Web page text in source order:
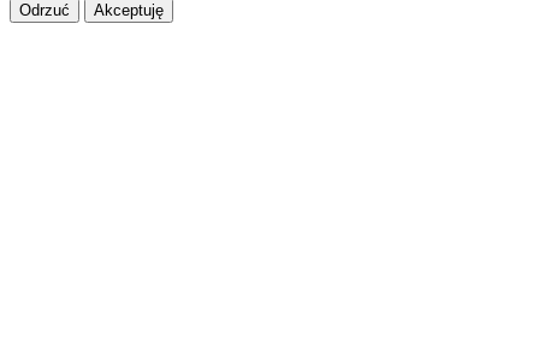
Odrzuć Akceptuję